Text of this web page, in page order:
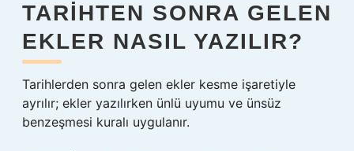
TARIHTEN SONRA GELEN
EKLER NASIL YAZILIR?
Tarihlerden sonra gelen ekler kesme işaretiyle
ayrılır; ekler yazılırken ünlü uyumu ve ünsüz
benzeşmesi kuralı uygulanır.